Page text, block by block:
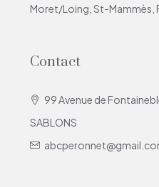
Moret/Loing, St-Mammès,
Contact
99 Avenue de
SABLONS